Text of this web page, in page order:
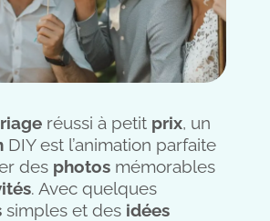
réussi à petit prix, un
DIY est l’animation parfaite
des photos mémorables
. Avec quelques
simples et des idées